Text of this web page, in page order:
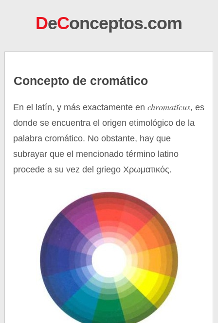
DeConceptos.com
Concepto de cromático
En el latín, y más exactamente enchromatĭcus, es
donde se encuentra el origen etimológico de la
palabra cromático. No obstante, hay que
subrayar que el mencionado término latino
procede a su vez del griego Χρωματικός.